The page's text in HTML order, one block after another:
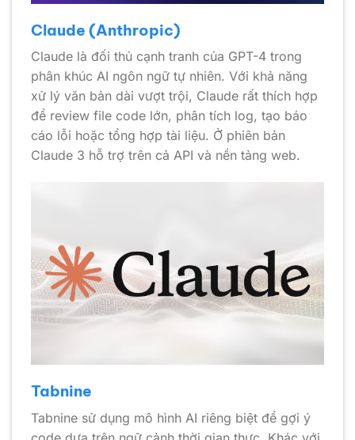
Claude (Anthropic)
Claude là đối thủ cạnh tranh của GPT-4 trong
phân khúc AI ngôn ngữ tự nhiên. Với khả năng
xử lý văn bản dài vượt trội, Claude rất thích hợp
để review file code lớn, phân tích log, tạo báo
cáo lỗi hoặc tổng hợp tài liệu. Ở phiên bản
Claude 3 hỗ trợ trên cả API và nền tảng web.
Tabnine
Tabnine sử dụng mô hình AI riêng biệt để gợi ý